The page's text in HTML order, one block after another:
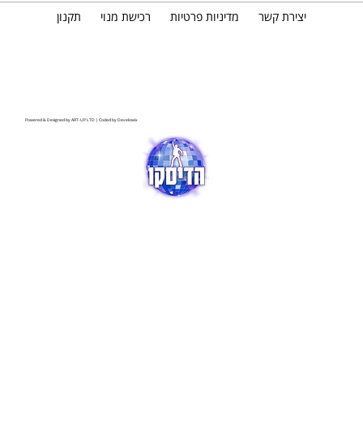
Powered & Designed byART-UP LTD | Coded byDevelowix
תקנון רכישת מנוי מדיניות פרטיות יצירת קשר